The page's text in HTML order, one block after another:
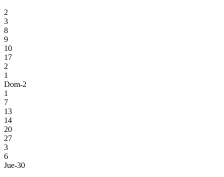
2
3
8
9
10
17
2
1
Dom-2
1
7
13
14
20
27
3
6
Jue-30